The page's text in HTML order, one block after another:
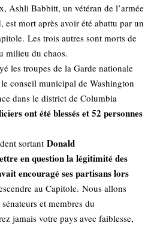
Ashli ​​Babbitt, un vétéran de l’armée
est mort après avoir été abattu par un
Les trois autres sont morts de
milieu du chaos.
les troupes de la Garde nationale
conseil municipal de Washington
dans le district de Columbia
ont été blessés et 52 personnes
sortant Donald
en question la légitimité des
encouragé ses partisans lors
au Capitole. Nous allons
et membres du
jamais votre pays avec faiblesse,